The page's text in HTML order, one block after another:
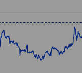
data points.
axis displaying
Y axis displaying